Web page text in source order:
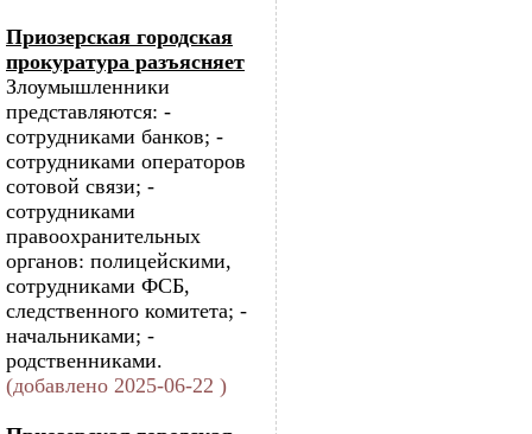
Приозерская городская
прокуратура разъясняет
Злоумышленники
представляются: -
сотрудниками банков; -
сотрудниками операторов
сотовой связи; -
сотрудниками
правоохранительных
органов: полицейскими,
сотрудниками ФСБ,
следственного комитета; -
начальниками; -
родственниками.
(добавлено 2025-06-22 )